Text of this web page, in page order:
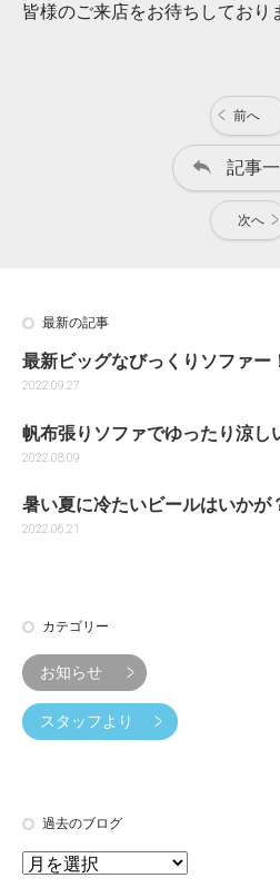
皆様のご来店をお待ちしており
前へ
記事
次へ
最新の記事
最新ビッグなびっくりソファー
2022.09.27
帆布張りソファでゆったり涼し
2022.08.09
暑い夏に冷たいビールはいかが
2022.06.21
カテゴリー
お知らせ
スタッフより
過去のブログ